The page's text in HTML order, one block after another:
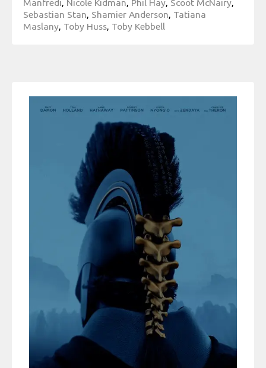
Manfredi, Nicole Kidman, Phil Hay, Scoot McNairy,
Sebastian Stan, Shamier Anderson, Tatiana
Maslany, Toby Huss, Toby Kebbell